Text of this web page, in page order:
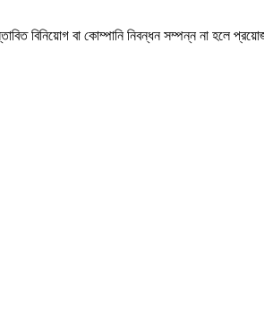
বিনিয়োগ বা কোম্পানি নিবন্ধন সম্পন্ন না হলে